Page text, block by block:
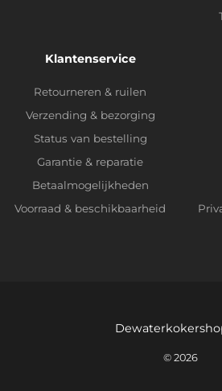
Klantenservice
Retourneren & ruilen
Verzending & bezorging
Status van bestelling
Garantie & reparatie
Betaalmogelijkheden
Voorraad & beschikbaarheid
© 2026